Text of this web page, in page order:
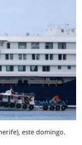
este domingo.